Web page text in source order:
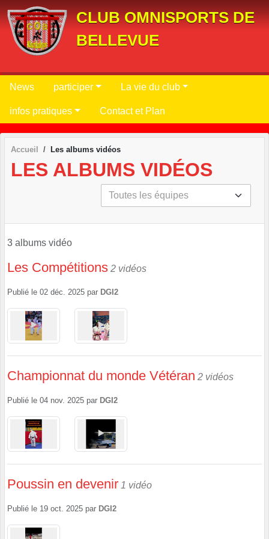
CLUB OMNISPORTS DE
BELLEVUE
News participer La vie du club
infos pratiques Contact et Plan
Accueil Les albums vidéos
LES ALBUMS VIDÉOS
3 albums vidéo
Les Compétitions 2 vidéos
Publié le 02 déc. 2025 par DGI2
Championnat du monde Vétéran 2 vidéos
Publié le 04 nov. 2025 par DGI2
Poussin en devenir 1 vidéo
Publié le 19 oct. 2025 par DGI2
Panneau de gestion des cookies